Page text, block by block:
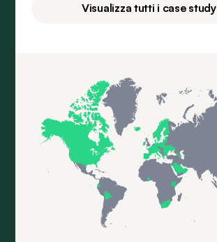
Visualizza tutti i case study